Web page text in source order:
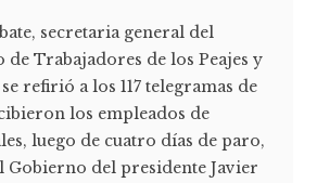
secretaria general del
Trabajadores de los Peajes y
refirió a los 117 telegramas de
los empleados de
luego de cuatro días de paro,
Gobierno del presidente Javier